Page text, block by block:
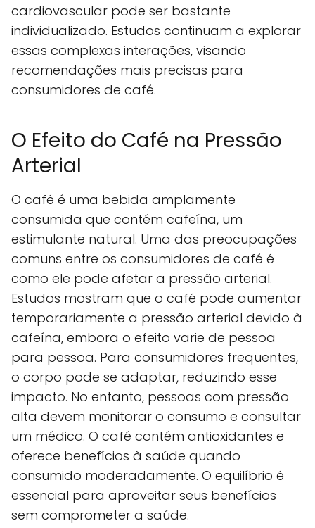
cardiovascular pode ser bastante
individualizado. Estudos continuam a explorar
essas complexas interações, visando
recomendações mais precisas para
consumidores de café.
O Efeito do Café na Pressão
Arterial
O café é uma bebida amplamente
consumida que contém cafeína, um
estimulante natural. Uma das preocupações
comuns entre os consumidores de café é
como ele pode afetar a pressão arterial.
Estudos mostram que o café pode aumentar
temporariamente a pressão arterial devido à
cafeína, embora o efeito varie de pessoa
para pessoa. Para consumidores frequentes,
o corpo pode se adaptar, reduzindo esse
impacto. No entanto, pessoas com pressão
alta devem monitorar o consumo e consultar
um médico. O café contém antioxidantes e
oferece benefícios à saúde quando
consumido moderadamente. O equilíbrio é
essencial para aproveitar seus benefícios
sem comprometer a saúde.